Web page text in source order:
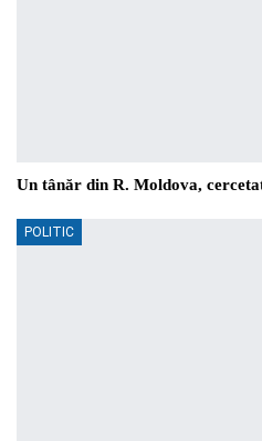
Un tânăr din R. Moldova,
POLITIC